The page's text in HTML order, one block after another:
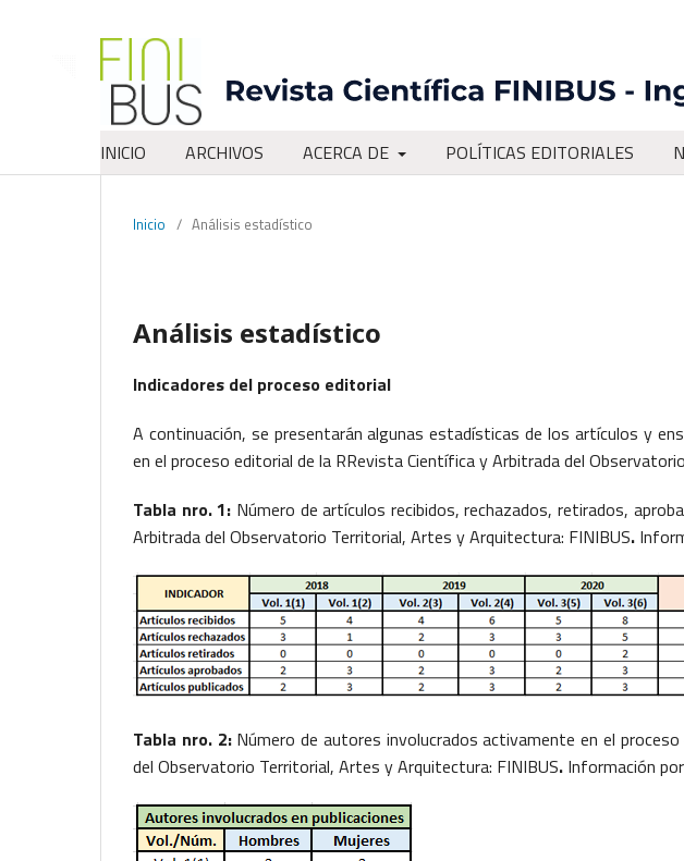
INICIO ARCHIVOS ACERCA DE POLÍTICAS EDITORIALES
Inicio / Análisis estadístico
Análisis estadístico
Indicadores del proceso editorial
A continuación, se presentarán algunas estadísticas de los artículos y
en el proceso editorial de la RRevista Científica y Arbitrada del
Tabla nro. 1: Número de artículos recibidos, rechazados, retirados,
Arbitrada del Observatorio Territorial, Artes y Arquitectura: FINIBUS.
Tabla nro. 2: Número de autores involucrados activamente en el
del Observatorio Territorial, Artes y Arquitectura: FINIBUS. Información